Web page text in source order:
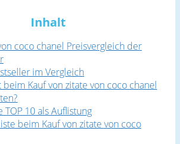
Inhalt
coco chanel Preisvergleich der
im Vergleich
beim Kauf von zitate von coco chanel
TOP 10 als Auflistung
beim Kauf von zitate von coco